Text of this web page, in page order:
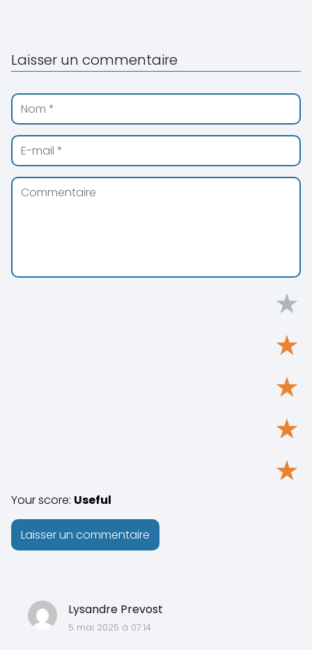
Lysandre Prevost
5 mai 2025 à 07:14
Laisser un commentaire
★
★
★
★
★
Your score: Useful